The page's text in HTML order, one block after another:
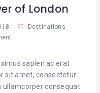
of London
Destinations
sapien ac erat
sit amet, consectetur
ullamcorper consequat